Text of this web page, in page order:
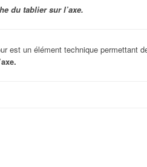
du tablier sur l’axe.
est un élément technique permettant